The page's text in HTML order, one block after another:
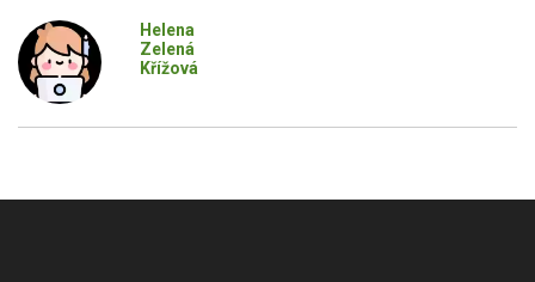
Helena
Zelená
Křížová